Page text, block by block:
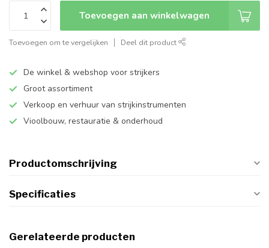
Toevoegen aan winkelwagen
Toevoegen om te vergelijken Deel dit product
De winkel & webshop voor strijkers
Groot assortiment
Verkoop en verhuur van strijkinstrumenten
Vioolbouw, restauratie & onderhoud
Productomschrijving
Specificaties
Gerelateerde producten